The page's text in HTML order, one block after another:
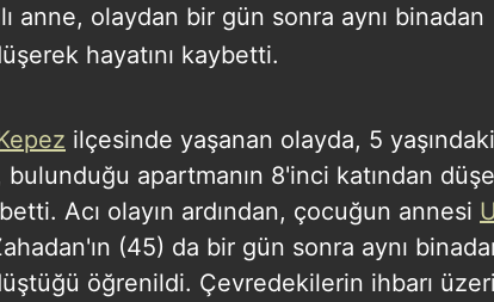
anne, olaydan bir gün sonra aynı binadan
hayatını kaybetti.
ilçesinde yaşanan olayda, 5
apartmanın 8'inci katından
Acı olayın ardından, çocuğun annesi
(45) da bir gün sonra aynı
öğrenildi. Çevredekilerin ihbarı